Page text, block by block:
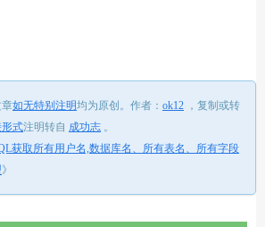
如无特别注明均为原创。 作者： ok12 ， 复制或转
形式注明转自 成功志 。
获取所有用户名,数据库名、所有表名、所有字段
》